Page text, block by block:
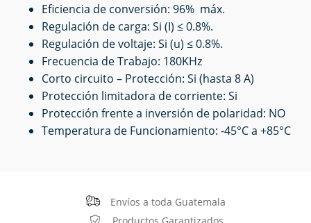
Eficiencia de conversión: 96% máx.
Regulación de carga: Si (I) ≤ 0.8%.
Regulación de voltaje: Si (u) ≤ 0.8%.
Frecuencia de Trabajo: 180KHz
Corto circuito – Protección: Si (hasta 8 A)
Protección limitadora de corriente: Si
Protección frente a inversión de polaridad: NO
Temperatura de Funcionamiento: -45°C a +85°C
Envíos a toda Guatemala